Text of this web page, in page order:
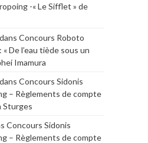
-« Le Sifflet » de
dans Concours Roboto
De l’eau tiède sous un
Imamura
dans Concours Sidonis
– Règlements de compte
Sturges
Concours Sidonis
– Règlements de compte